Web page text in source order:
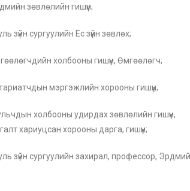
зөвлөлийн гишүүн;
сургуулийн Ёс зүйн зөвлөх;
холбооны гишүүн, Өмгөөлөгч;
мэргэжлийн хорооны гишүүн;
холбооны удирдах зөвлөлийн гишүүн,
хариуцсан хорооны дарга, гишүүн;
зүйн сургуулийн захирал, профессор,